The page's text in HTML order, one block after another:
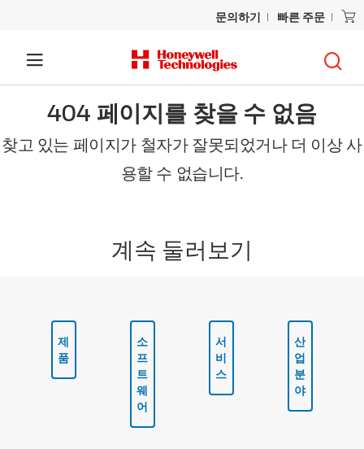
문의하기 빠른 주문
404 페이지를 찾을 수 없음
찾고 있는 페이지가 철자가 잘못되었거나 더 이상 사
용할 수 없습니다.
계속 둘러보기
제
품
소
프
트
웨
어
서
비
스
산
업
분
야